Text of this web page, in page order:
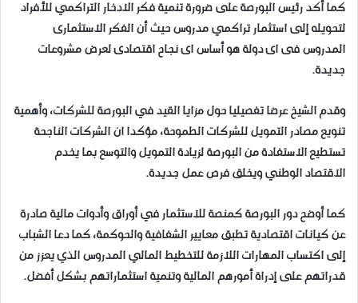
كما أكد رئيس البورصة على ضرورة تنمية فكر الادخار التراكمي للأفراد
لتحويله إلى استثمار تراكمي مدروس حيث أن الفكر الاستثمارى
المدروس فى اى دولة هو أساس اى نجاح اقتصادى لعرض مشروعات
جديدة.
وقدم الشيخ عرضا تفصيليا حول مزايا القيد في البورصة للشركات، وأهمية
تنويع مصادر التمويل للشركات الطموحة، مؤكدا ان الشركات الناجحة
تستطيع الاستفادة من البورصة لزيادة التمويل والتوسع بما يخدم
الاقتصاد الوطني ويخلق فرص عمل جديدة.
كما أوضح دور البورصة كمنصة للاستثمار في أوراق وأدوات مالية صادرة
عن كيانات اقتصادية تطبق معايير الشفافية والحوكمة، كما دعا الشباب
إلى اكتساب المهارات اللازمة للتخطيط المالي المدروس الذي يعزز من
قدراتهم على إدراة أمورهم المالية وتنمية استثماراتهم بشكل أفضل.